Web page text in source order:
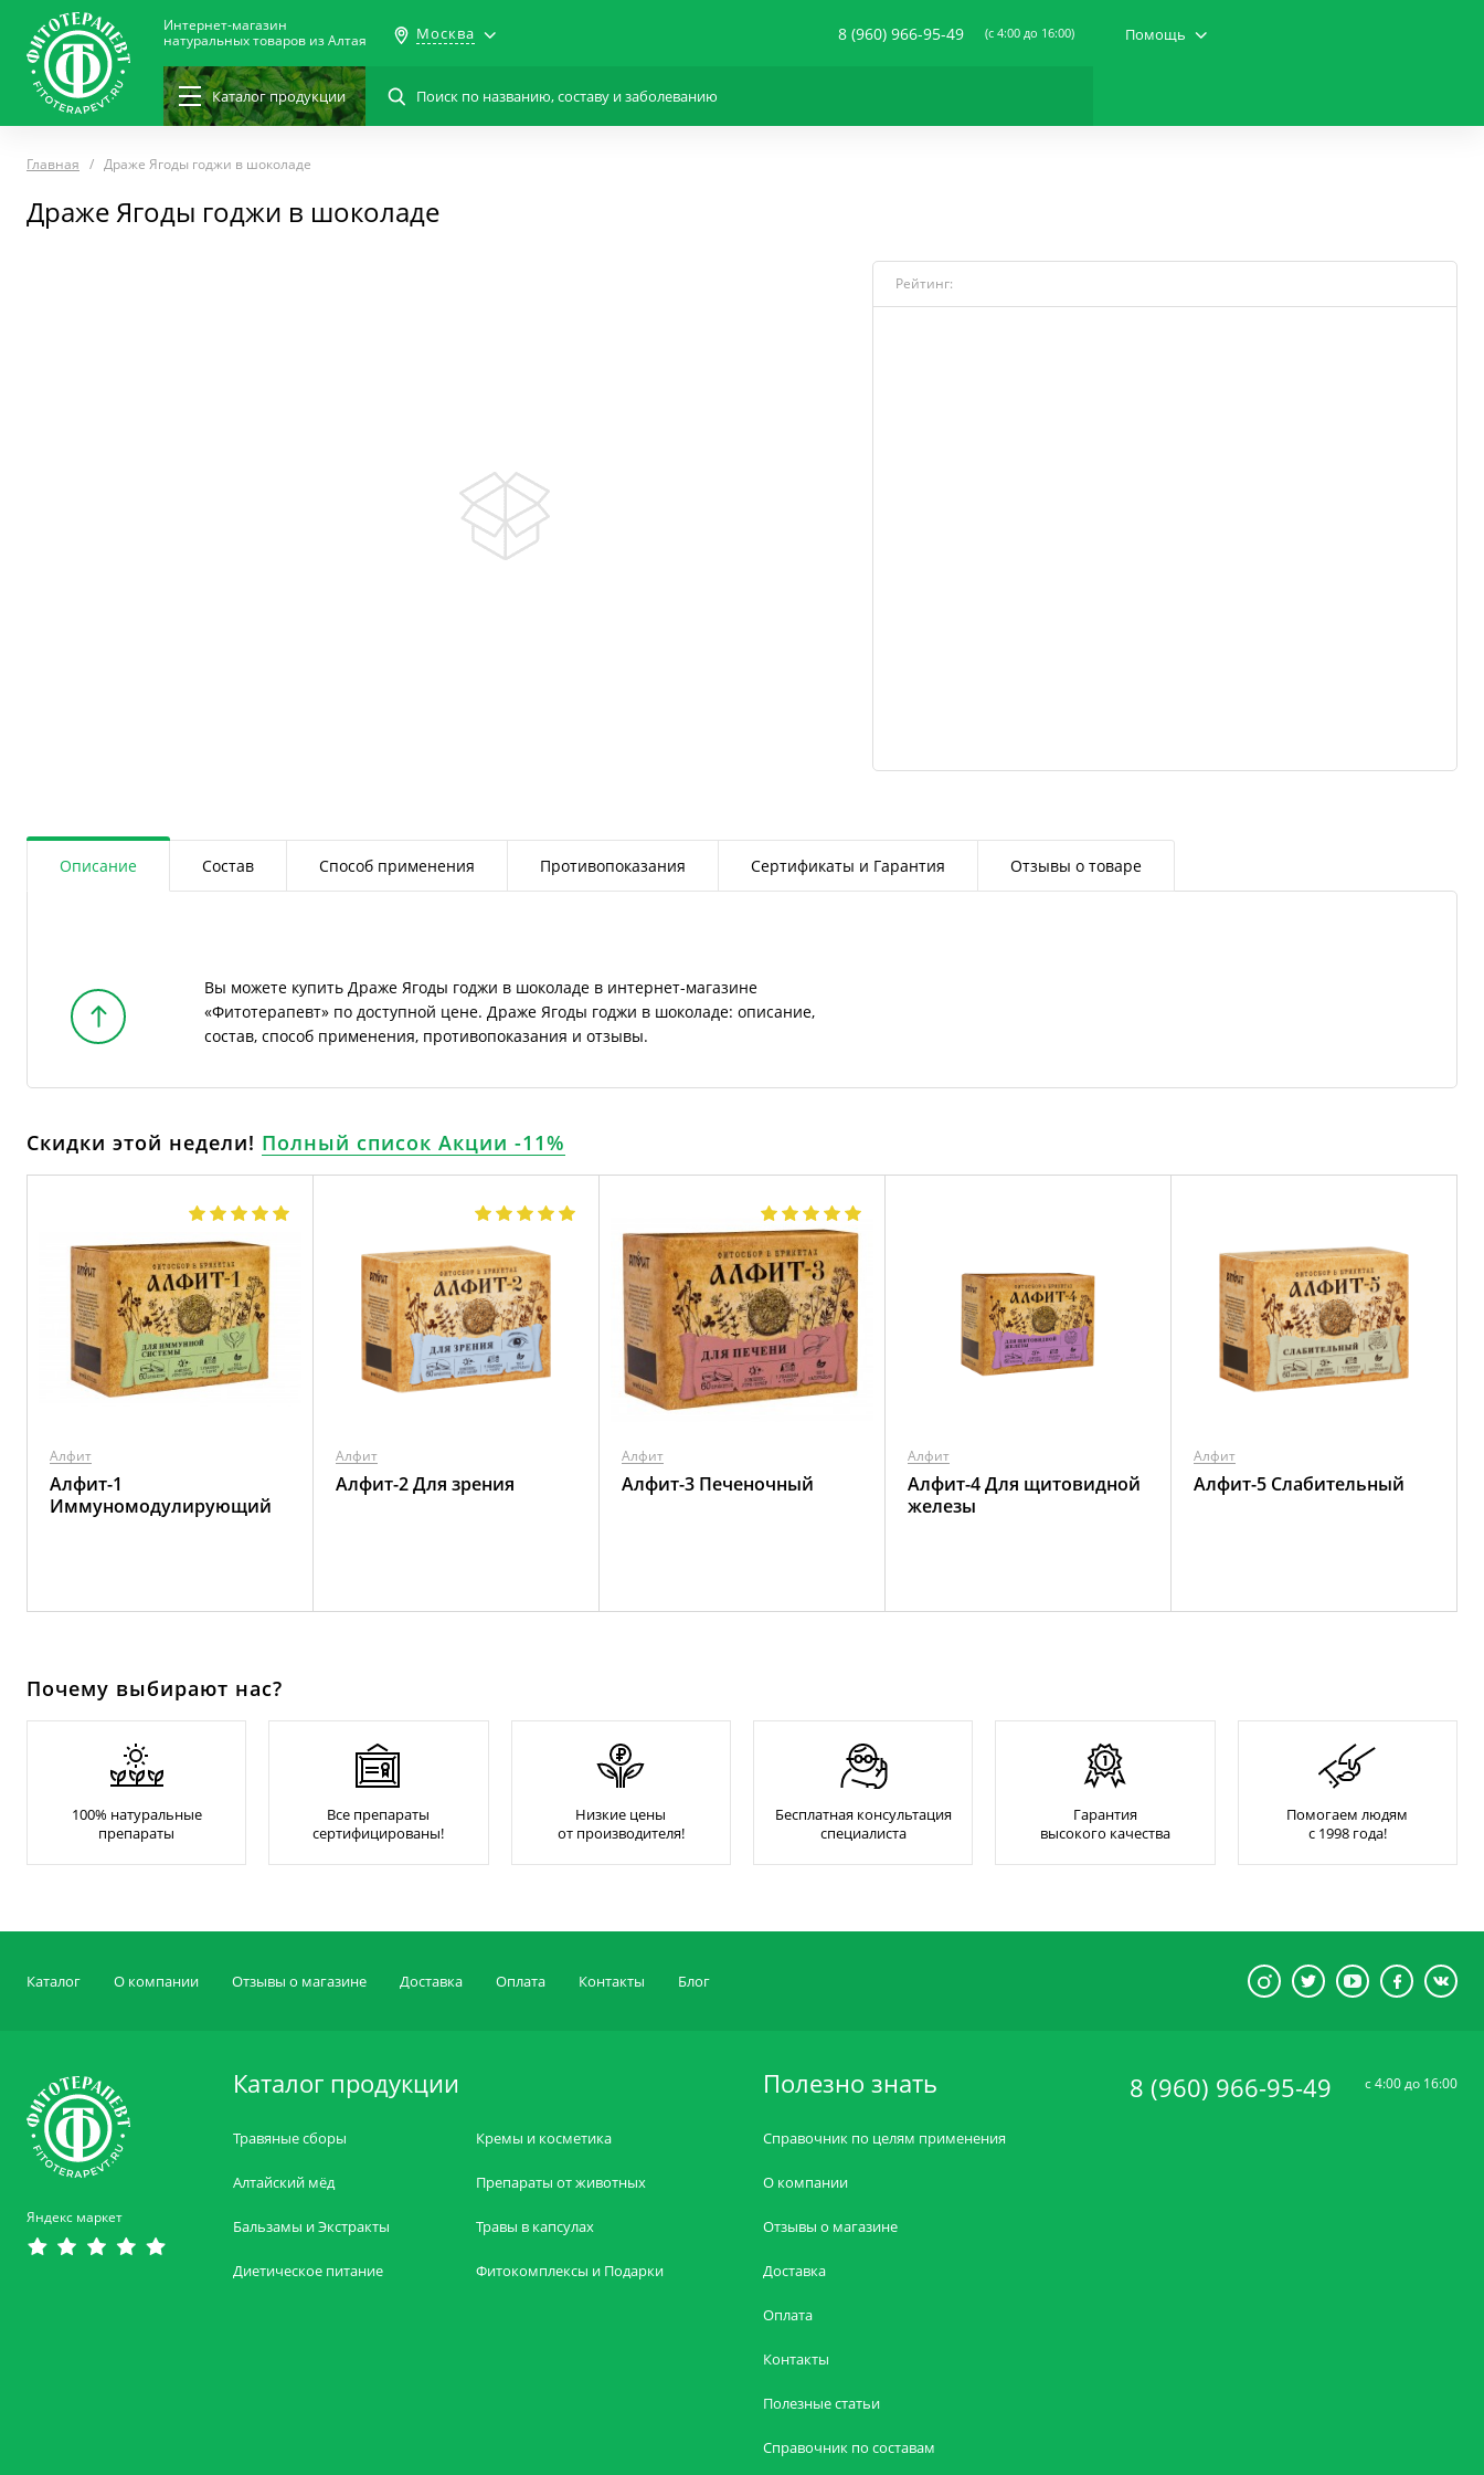
Интернет-магазин
натуральных товаров из Алтая
Москва 8 (960) 966-95-49 (c 4:00 до 16:00) Помощь
Каталогпродукции
Главная Драже Ягоды годжи в шоколаде
Драже Ягоды годжи в шоколаде
Рейтинг:
Описание Состав Способ применения Противопоказания Сертификаты и Гарантия Отзывы о товаре
Вы можете купить Драже Ягоды годжи в шоколаде в интернет-магазине
«Фитотерапевт» по доступной цене. Драже Ягоды годжи в шоколаде: описание,
состав, способ применения, противопоказания и отзывы.
Скидки этой недели! Полный список Акции -11%
Алфит
Алфит-1
Иммуномодулирующий
Алфит
Алфит-2 Для зрения
Алфит
Алфит-3 Печеночный
Алфит
Алфит-4 Для щитовидной
железы
Алфит
Алфит-5 Слабительный
Почему выбирают нас?
100% натуральные
препараты
Все препараты
сертифицированы!
Низкие цены
от производителя!
Бесплатная консультация
специалиста
Гарантия
высокого качества
Помогаем людям
с 1998 года!
Каталог О компании Отзывы о магазине Доставка Оплата Контакты Блог
Яндекс маркет
Каталог продукции
Травяные сборы
Алтайский мёд
Бальзамы и Экстракты
Диетическое питание
Кремы и косметика
Препараты от животных
Травы в капсулах
Фитокомплексы и Подарки
Полезно знать
Справочник по целям применения
О компании
Отзывы о магазине
Доставка
Оплата
Контакты
Полезные статьи
Справочник по составам
8 (960) 966-95-49 c 4:00 до 16:00